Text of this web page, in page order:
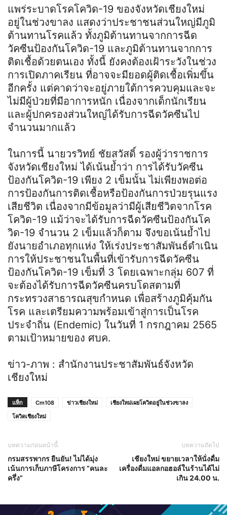
แพร่ระบาดโรคโควิด-19 ของจังหวัดเชียงใหม่
อยู่ในช่วงขาลง แสดงว่าประชาชนส่วนใหญ่มีภูมิ
ต้านทานโรคแล้ว ทั้งภูมิต้านทานจากการฉีด
วัคซีนป้องกันโควิด-19 และภูมิต้านทานจากการ
ติดเชื้อด้วยตนเอง ทั้งนี้ ยังคงต้องเฝ้าระวังในช่วง
การเปิดภาคเรียน ที่อาจจะมียอดผู้ติดเชื้อเพิ่มขึ้น
อีกครั้ง แต่คาดว่าจะอยู่ภายใต้การควบคุมและจะ
ไม่มีผู้ป่วยที่มีอาการหนัก เนื่องจากเด็กนักเรียน
และผู้ปกครองส่วนใหญ่ได้รับการฉีดวัคซีนไป
จำนวนมากแล้ว
ในการนี้ นายวรวิทย์ ชัยสวัสดิ์ รองผู้ว่าราชการ
จังหวัดเชียงใหม่ ได้เน้นย้ำว่า การได้รับวัคซีน
ป้องกันโควิด-19 เพียง 2 เข็มนั้น ไม่เพียงพอต่อ
การป้องกันการติดเชื้อหรือป้องกันการป่วยรุนแรง
เสียชีวิต เนื่องจากมีข้อมูลว่ามีผู้เสียชีวิตจากโรค
โควิด-19 แม้ว่าจะได้รับการฉีดวัคซีนป้องกันโค
วิด-19 จำนวน 2 เข็มแล้วก็ตาม จึงขอเน้นย้ำไป
ยังนายอำเภอทุกแห่ง ให้เร่งประชาสัมพันธ์ดำเนิน
การให้ประชาชนในพื้นที่เข้ารับการฉีดวัคซีน
ป้องกันโควิด-19 เข็มที่ 3 โดยเฉพาะกลุ่ม 607 ที่
จะต้องได้รับการฉีดวัคซีนครบโดสตามที่
กระทรวงสาธารณสุขกำหนด เพื่อสร้างภูมิคุ้มกัน
โรค และเตรียมความพร้อมเข้าสู่การเป็นโรค
ประจำถิ่น (Endemic) ในวันที่ 1 กรกฎาคม 2565
ตามเป้าหมายของ ศบค.
ข่าว-ภาพ : สำนักงานประชาสัมพันธ์จังหวัด
เชียงใหม่
แท็ก Cm108 ข่าวเชียงใหม่
เชียงใหม่เผยโควิดอยู่ในช่วงขาลง
โควิดเชียงใหม่
บทความก่อนหน้านี้
กรมสรรพากร ยืนยัน! ไม่ได้มุ่ง
เน้นการเก็บภาษีโครงการ “คนละ
ครึ่ง”
บทความถัดไป
เชียงใหม่ ขยายเวลาให้นั่งดื่ม
เครื่องดื่มแอลกอฮอล์ในร้านได้ไม่
เกิน 24.00 น.